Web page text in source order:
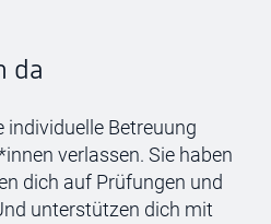
da
individuelle Betreuung
verlassen. Sie haben
dich auf Prüfungen und
unterstützen dich mit